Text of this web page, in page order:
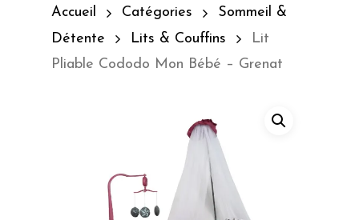
Accueil Catégories
Sommeil &
Détente
Lits & Couffins
Lit
Pliable Cododo Mon Bébé – Grenat